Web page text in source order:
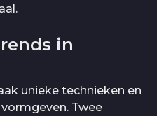
in
unieke technieken en
Twee